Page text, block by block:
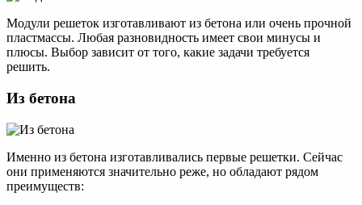
Модули решеток изготавливают из бетона или очень прочной
пластмассы. Любая разновидность имеет свои минусы и
плюсы. Выбор зависит от того, какие задачи требуется
решить.
Из бетона
Именно из бетона изготавливались первые решетки. Сейчас
они применяются значительно реже, но обладают рядом
преимуществ: